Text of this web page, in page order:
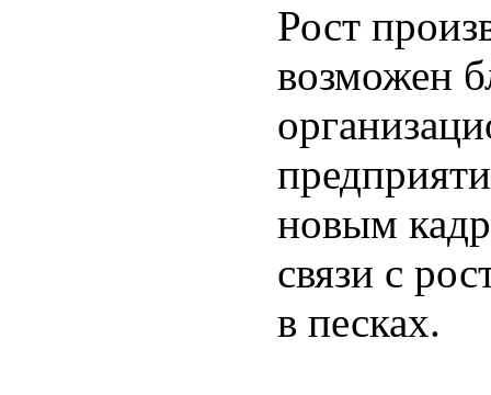
Рост
возможен
новым
связи с
в песках.